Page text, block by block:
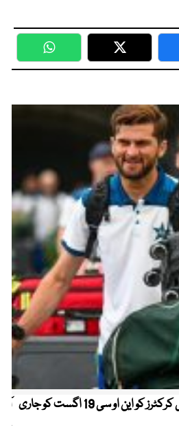
WhatsApp Twitter
کیریبین پریمیئر لیگ ، قومی کرکٹرز کو این او سی 19 اگست کو جاری